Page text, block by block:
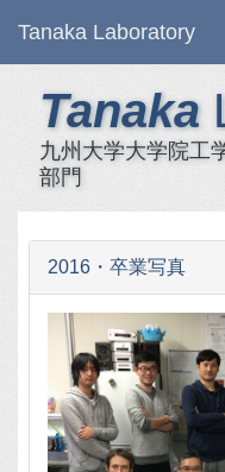
Tanaka Laboratory
Tanaka
九州大学大学院工
部門
2016・卒業写真